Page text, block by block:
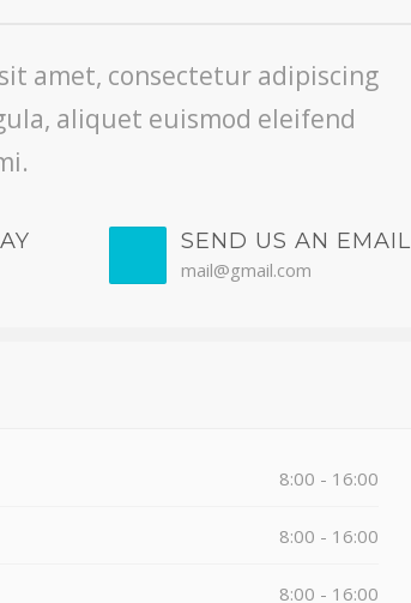
amet, consectetur adipiscing
aliquet euismod eleifend
SEND US AN EMAIL
mail@gmail.com
8:00 - 16:00
8:00 - 16:00
8:00 - 16:00